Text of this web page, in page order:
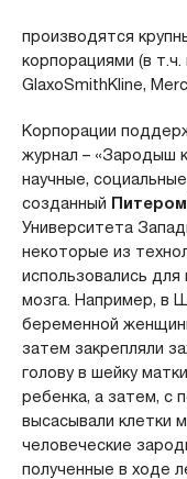
производятся
корпорациями (в
GlaxoSmithKline,
Корпорации
журнал – «Зародыш
научные,
созданный
Университета
некоторые из
использовались
мозга. Например, в
беременной
затем закрепляли
голову в шейку
ребенка, а затем, с
высасывали клетки
человеческие
полученные в ходе